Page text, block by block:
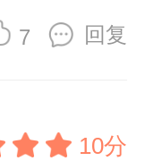
牛座的好
回复
7
10分